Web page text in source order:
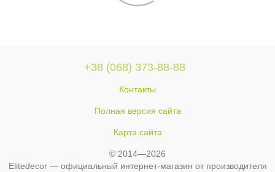
+38 (068) 373-88-88
Контакты
Полная версия сайта
Карта сайта
© 2014—2026
Elitedecor — официальный интернет-магазин от производителя